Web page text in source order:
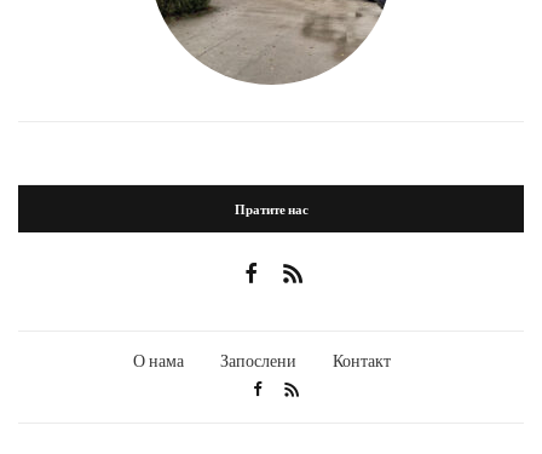
Пратите нас
О нама Запослени Контакт